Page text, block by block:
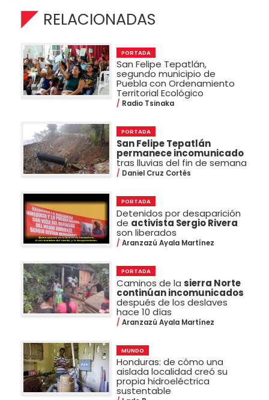
RELACIONADAS
PORTADA
San Felipe Tepatlán,
segundo municipio de
Puebla con Ordenamiento
Territorial Ecológico
Radio Tsinaka
PORTADA
San Felipe Tepatlán
permanece incomunicado
tras lluvias del fin de semana
Daniel Cruz Cortés
PORTADA
Detenidos por desaparición
de activista Sergio Rivera
son liberados
Aranzazú Ayala Martínez
PORTADA
Caminos de lasierra Norte
continúan incomunicados
después de los deslaves
hace 10 días
Aranzazú Ayala Martínez
MUNDO
Honduras: de cómo una
aislada localidad creó su
propia hidroeléctrica
sustentable